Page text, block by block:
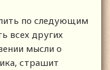
по следующим
всех других
мысли о
страшит